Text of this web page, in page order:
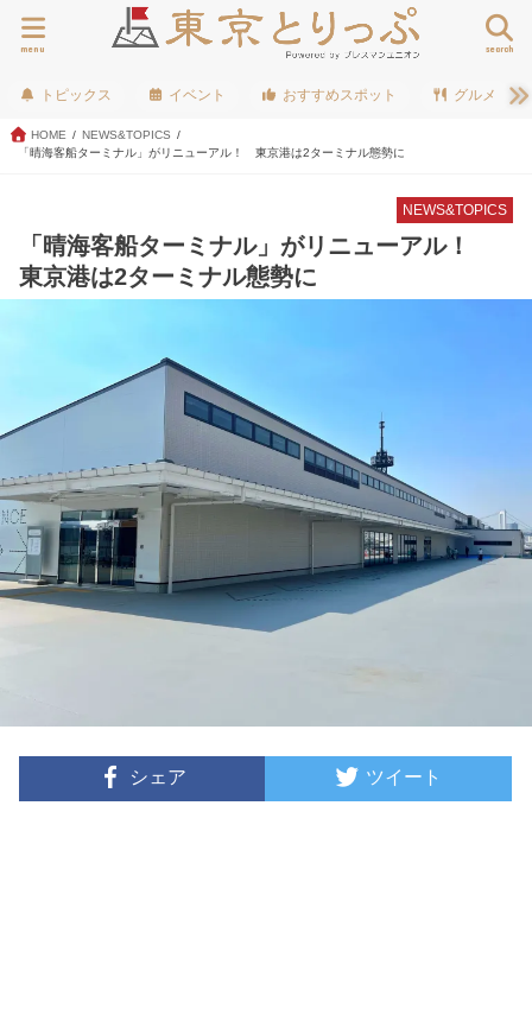
search
menu
トピックス イベント おすすめスポット グルメ
HOME
NEWS&TOPICS
「晴海客船ターミナル」がリニューアル！ 東京港は2ターミナル態勢に
NEWS&TOPICS
「晴海客船ターミナル」がリニューアル！
東京港は2ターミナル態勢に
シェア ツイート